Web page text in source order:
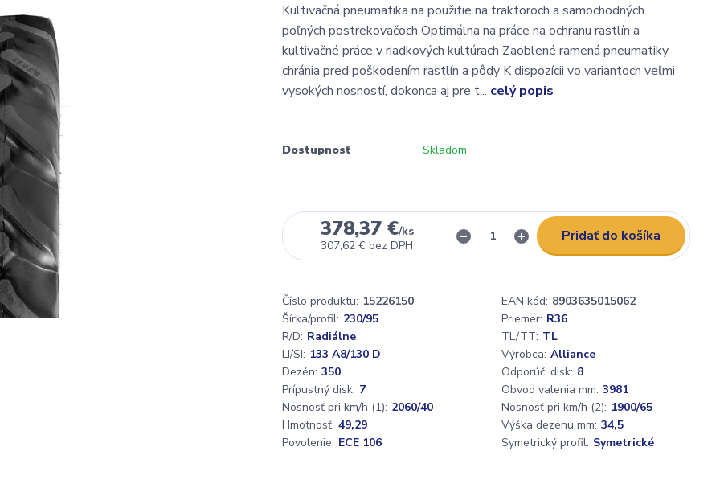
Kultivačná pneumatika na použitie na traktoroch a samochodných
poľných postrekovačoch Optimálna na práce na ochranu rastlín a
kultivačné práce v riadkových kultúrach Zaoblené ramená pneumatiky
chránia pred poškodením rastlín a pôdy K dispozícii vo variantoch veľmi
vysokých nosností, dokonca aj pre t... celý popis
Dostupnosť Skladom
378,37 €/ks
307,62 € bez DPH
Pridať do košíka
Číslo produktu: 15226150 EAN kód: 8903635015062
Šírka/profil: 230/95 Priemer: R36
R/D: Radiálne TL/TT: TL
LI/SI: 133 A8/130 D Výrobca: Alliance
Dezén: 350 Odporúč. disk: 8
Prípustný disk: 7 Obvod valenia mm: 3981
Nosnosť pri km/h (1): 2060/40 Nosnosť pri km/h (2): 1900/65
Hmotnosť: 49,29 Výška dezénu mm: 34,5
Povolenie: ECE 106 Symetrický profil: Symetrické